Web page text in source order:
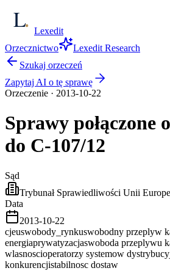
Lexedit
Orzecznictwo
Lexedit Research
Szukaj orzeczeń
Zapytaj AI o tę sprawę
Orzeczenie · 2013-10-22
Sprawy połączone
do C-107/12
Sąd
Trybunał Sprawiedliwości Unii
Data
2013-10-22
cjeuswobody_rynkuswobodny przeplyw
energiaprywatyzacjaswoboda przeplywu
wlasnoscioperatorzy systemow
konkurencjistabilnosc dostaw